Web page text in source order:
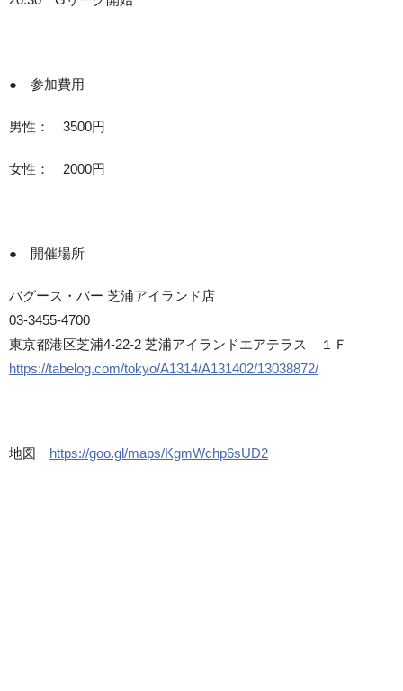
● 参加費用
男性： 3500円
女性： 2000円
● 開催場所
バグース・バー 芝浦アイランド店
03-3455-4700
東京都港区芝浦4-22-2 芝浦アイランドエアテラス １Ｆ
https://tabelog.com/tokyo/A1314/A131402/13038872/
地図 https://goo.gl/maps/KgmWchp6sUD2